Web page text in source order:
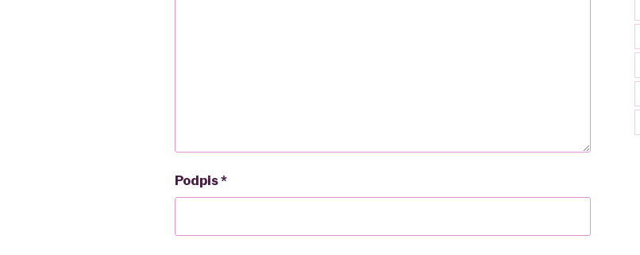
Podpis*